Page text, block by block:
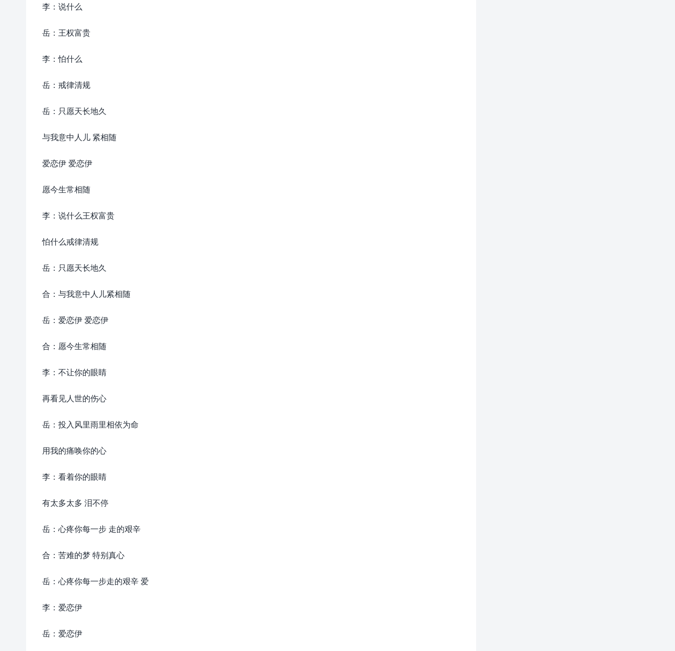
李：说什么
岳：王权富贵
李：怕什么
岳：戒律清规
岳：只愿天长地久
与我意中人儿 紧相随
爱恋伊 爱恋伊
愿今生常相随
李：说什么王权富贵
怕什么戒律清规
岳：只愿天长地久
合：与我意中人儿紧相随
岳：爱恋伊 爱恋伊
合：愿今生常相随
李：不让你的眼睛
再看见人世的伤心
岳：投入风里雨里相依为命
用我的痛唤你的心
李：看着你的眼睛
有太多太多 泪不停
岳：心疼你每一步 走的艰辛
合：苦难的梦 特别真心
岳：心疼你每一步走的艰辛 爱
李：爱恋伊
岳：爱恋伊